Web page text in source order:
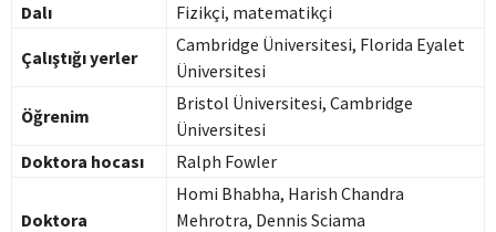
Dalı
Fizikçi, matematikçi
Çalıştığı yerler
Cambridge Üniversitesi, Florida Eyalet
Üniversitesi
Öğrenim
Bristol Üniversitesi, Cambridge
Üniversitesi
Doktora hocası
Ralph Fowler
Doktora
Homi Bhabha, Harish Chandra
Mehrotra, Dennis Sciama